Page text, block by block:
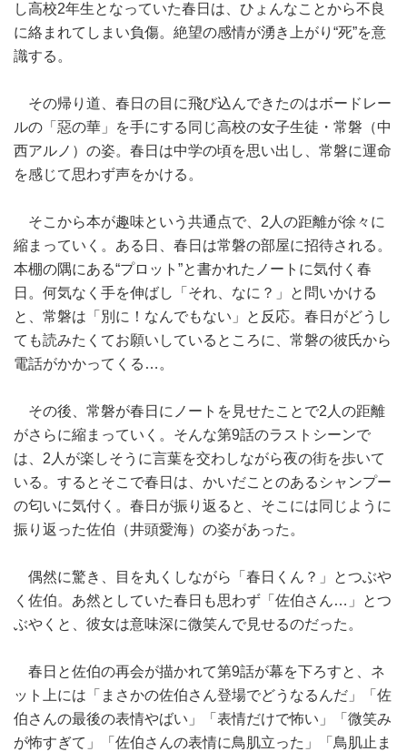
し高校2年生となっていた春日は、ひょんなことから不良
に絡まれてしまい負傷。絶望の感情が湧き上がり“死”を意
識する。
その帰り道、春日の目に飛び込んできたのはボードレー
ルの「惡の華」を手にする同じ高校の女子生徒・常磐（中
西アルノ）の姿。春日は中学の頃を思い出し、常磐に運命
を感じて思わず声をかける。
そこから本が趣味という共通点で、2人の距離が徐々に
縮まっていく。ある日、春日は常磐の部屋に招待される。
本棚の隅にある“プロット”と書かれたノートに気付く春
日。何気なく手を伸ばし「それ、なに？」と問いかける
と、常磐は「別に！なんでもない」と反応。春日がどうし
ても読みたくてお願いしているところに、常磐の彼氏から
電話がかかってくる…。
その後、常磐が春日にノートを見せたことで2人の距離
がさらに縮まっていく。そんな第9話のラストシーンで
は、2人が楽しそうに言葉を交わしながら夜の街を歩いて
いる。するとそこで春日は、かいだことのあるシャンプー
の匂いに気付く。春日が振り返ると、そこには同じように
振り返った佐伯（井頭愛海）の姿があった。
偶然に驚き、目を丸くしながら「春日くん？」とつぶや
く佐伯。あ然としていた春日も思わず「佐伯さん…」とつ
ぶやくと、彼女は意味深に微笑んで見せるのだった。
春日と佐伯の再会が描かれて第9話が幕を下ろすと、ネ
ット上には「まさかの佐伯さん登場でどうなるんだ」「佐
伯さんの最後の表情やばい」「表情だけで怖い」「微笑み
が怖すぎて」「佐伯さんの表情に鳥肌立った」「鳥肌止ま